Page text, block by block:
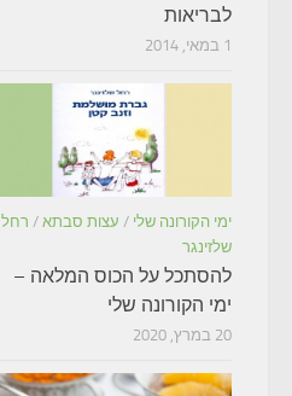
לבריאות
1 במאי, 2014
ימי הקורונה שלי / עצות סבתא / רחל
שלזינגר
להסתכל על הכוס המלאה –
ימי הקורונה שלי
20 במרץ, 2020